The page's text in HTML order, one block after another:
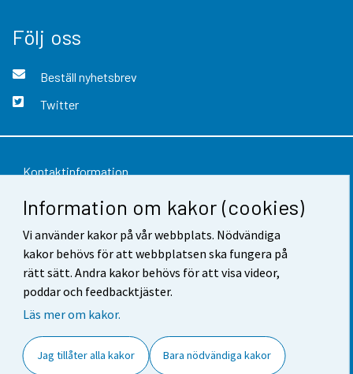
Information om kakor (cookies)
Vi använder kakor på vår webbplats. Nödvändiga
kakor behövs för att webbplatsen ska fungera på
rätt sätt. Andra kakor behövs för att visa videor,
poddar och feedbacktjäster.
Läs mer om kakor.
Jag tillåter alla kakor Bara nödvändiga kakor
Följ oss
Beställ nyhetsbrev
Twitter
Kontaktinformation
Respons
Användarvillkor
Dataskydd
Tillgänglighet
Cookie-inställningar